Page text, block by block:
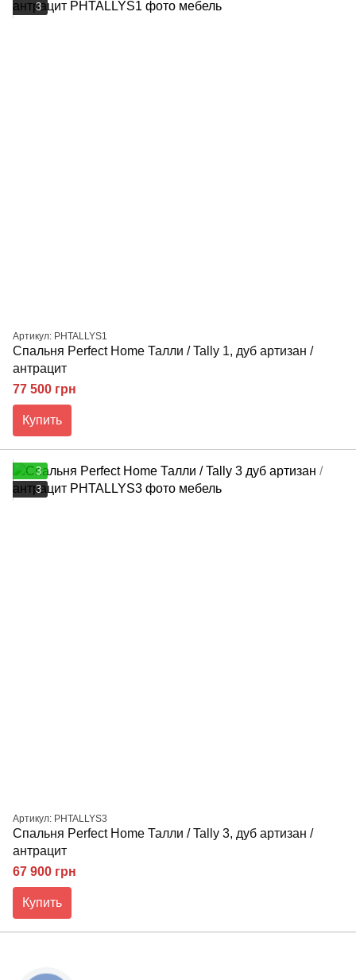
3
Артикул: PHTALLYS1
Спальня Perfect Home Талли / Tally 1, дуб артизан /
антрацит
77 500 грн
Купить
3
3
Артикул: PHTALLYS3
Спальня Perfect Home Талли / Tally 3, дуб артизан /
антрацит
67 900 грн
Купить